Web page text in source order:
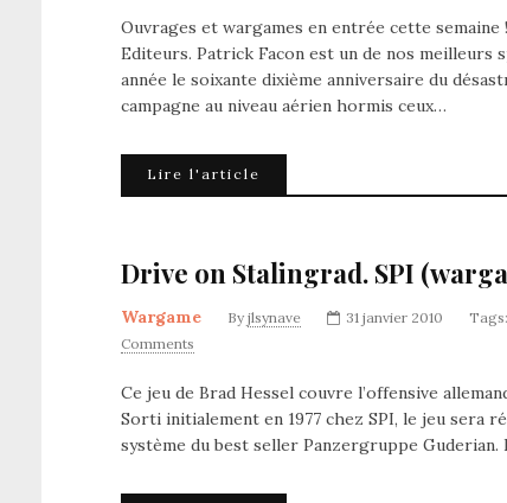
Ouvrages et wargames en entrée cette semaine
Editeurs. Patrick Facon est un de nos meilleurs
année le soixante dixième anniversaire du
campagne au niveau aérien hormis ceux…
Lire l'article
Drive on Stalingrad. SPI
Wargame By jlsynave 31 janvier 2010 Tags:
Comments
Ce jeu de Brad Hessel couvre l’offensive
Sorti initialement en 1977 chez SPI, le jeu sera
système du best seller Panzergruppe